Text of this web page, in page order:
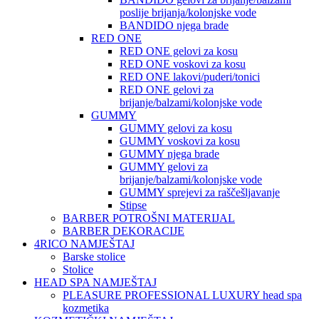
poslije brijanja/kolonjske vode
BANDIDO njega brade
RED ONE
RED ONE gelovi za kosu
RED ONE voskovi za kosu
RED ONE lakovi/puderi/tonici
RED ONE gelovi za
brijanje/balzami/kolonjske vode
GUMMY
GUMMY gelovi za kosu
GUMMY voskovi za kosu
GUMMY njega brade
GUMMY gelovi za
brijanje/balzami/kolonjske vode
GUMMY sprejevi za raščešljavanje
Stipse
BARBER POTROŠNI MATERIJAL
BARBER DEKORACIJE
4RICO NAMJEŠTAJ
Barske stolice
Stolice
HEAD SPA NAMJEŠTAJ
PLEASURE PROFESSIONAL LUXURY head spa
kozmetika